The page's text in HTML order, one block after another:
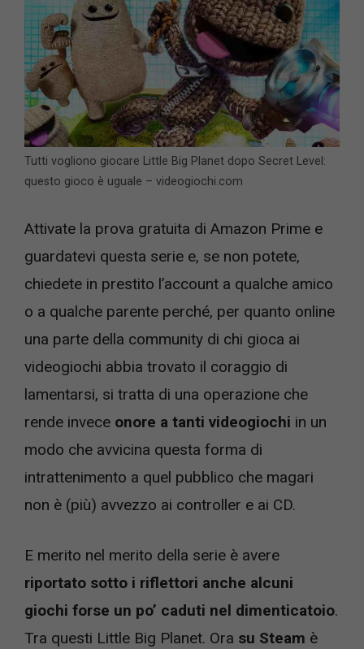
Tutti vogliono giocare Little Big Planet dopo Secret Level:
questo gioco è uguale – videogiochi.com
Attivate la prova gratuita di Amazon Prime e
guardatevi questa serie e, se non potete,
chiedete in prestito l’account a qualche amico
o a qualche parente perché, per quanto online
una parte della community di chi gioca ai
videogiochi abbia trovato il coraggio di
lamentarsi, si tratta di una operazione che
rende invece onore a tanti videogiochi in un
modo che avvicina questa forma di
intrattenimento a quel pubblico che magari
non è (più) avvezzo ai controller e ai CD.
E merito nel merito della serie è avere
riportato sotto i riflettori anche alcuni
giochi forse un po’ caduti nel dimenticatoio.
Tra questi Little Big Planet. Ora su Steam è